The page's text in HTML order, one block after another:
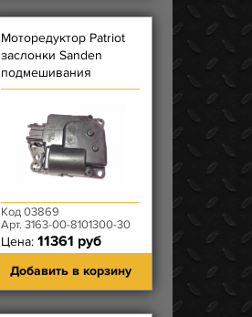
Моторедуктор Patriot
заслонки Sanden
подмешивания
воздуха BA50210300
Код 03869
Арт. 3163-00-8101300-30
Цена: 11361 руб
Добавить в корзину